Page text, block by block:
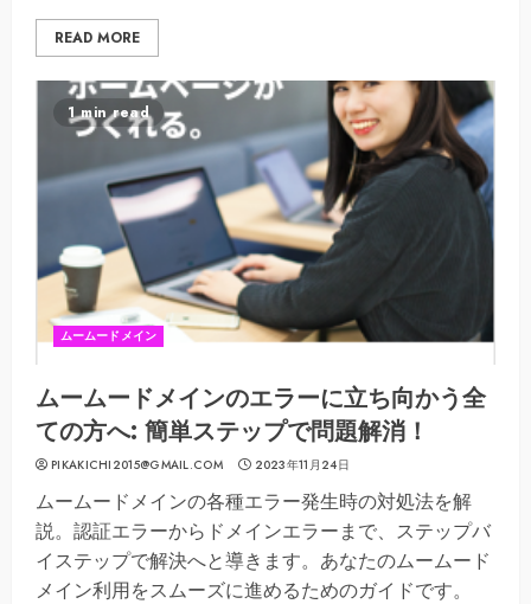
READ MORE
1 min read
ムームードメイン
ムームードメインのエラーに立ち向かう全
ての方へ: 簡単ステップで問題解消！
PIKAKICHI2015@GMAIL.COM 2023年11月24日
ムームードメインの各種エラー発生時の対処法を解
説。認証エラーからドメインエラーまで、ステップバ
イステップで解決へと導きます。あなたのムームード
メイン利用をスムーズに進めるためのガイドです。